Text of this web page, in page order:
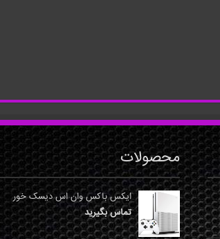
محصولات
ایکس باکس وان اس دیسک خور
تماس بگیرید